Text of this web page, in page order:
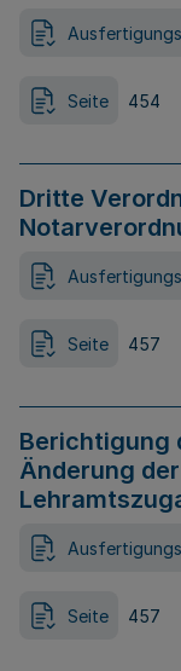
Seite 454
Dritte
Seite 457
Berichtigung
Änderung der
Seite 457